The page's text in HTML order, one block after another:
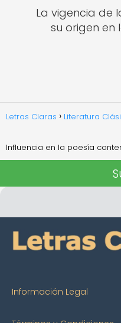
La vigencia de
su origen en
Letras Claras Literatura
Influencia en la poesía
Información Legal